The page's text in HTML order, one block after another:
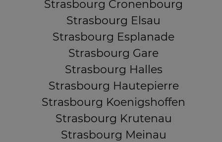
Strasbourg Cronenbourg
Strasbourg Elsau
Strasbourg Esplanade
Strasbourg Gare
Strasbourg Halles
Strasbourg Hautepierre
Strasbourg Koenigshoffen
Strasbourg Krutenau
Strasbourg Meinau